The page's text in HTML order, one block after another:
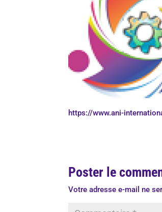
https://www.ani-
Poster le
Votre adresse e-mail ne